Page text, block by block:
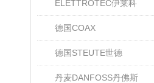
ELETTROTEC伊莱科
德国COAX
德国STEUTE世德
丹麦DANFOSS丹佛斯